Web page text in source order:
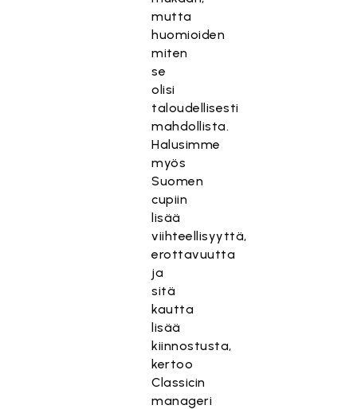
mutta
huomioiden
miten
se
olisi
taloudellisesti
mahdollista.
Halusimme
myös
Suomen
cupiin
lisää
viihteellisyyttä,
erottavuutta
ja
sitä
kautta
lisää
kiinnostusta,
kertoo
Classicin
manageri